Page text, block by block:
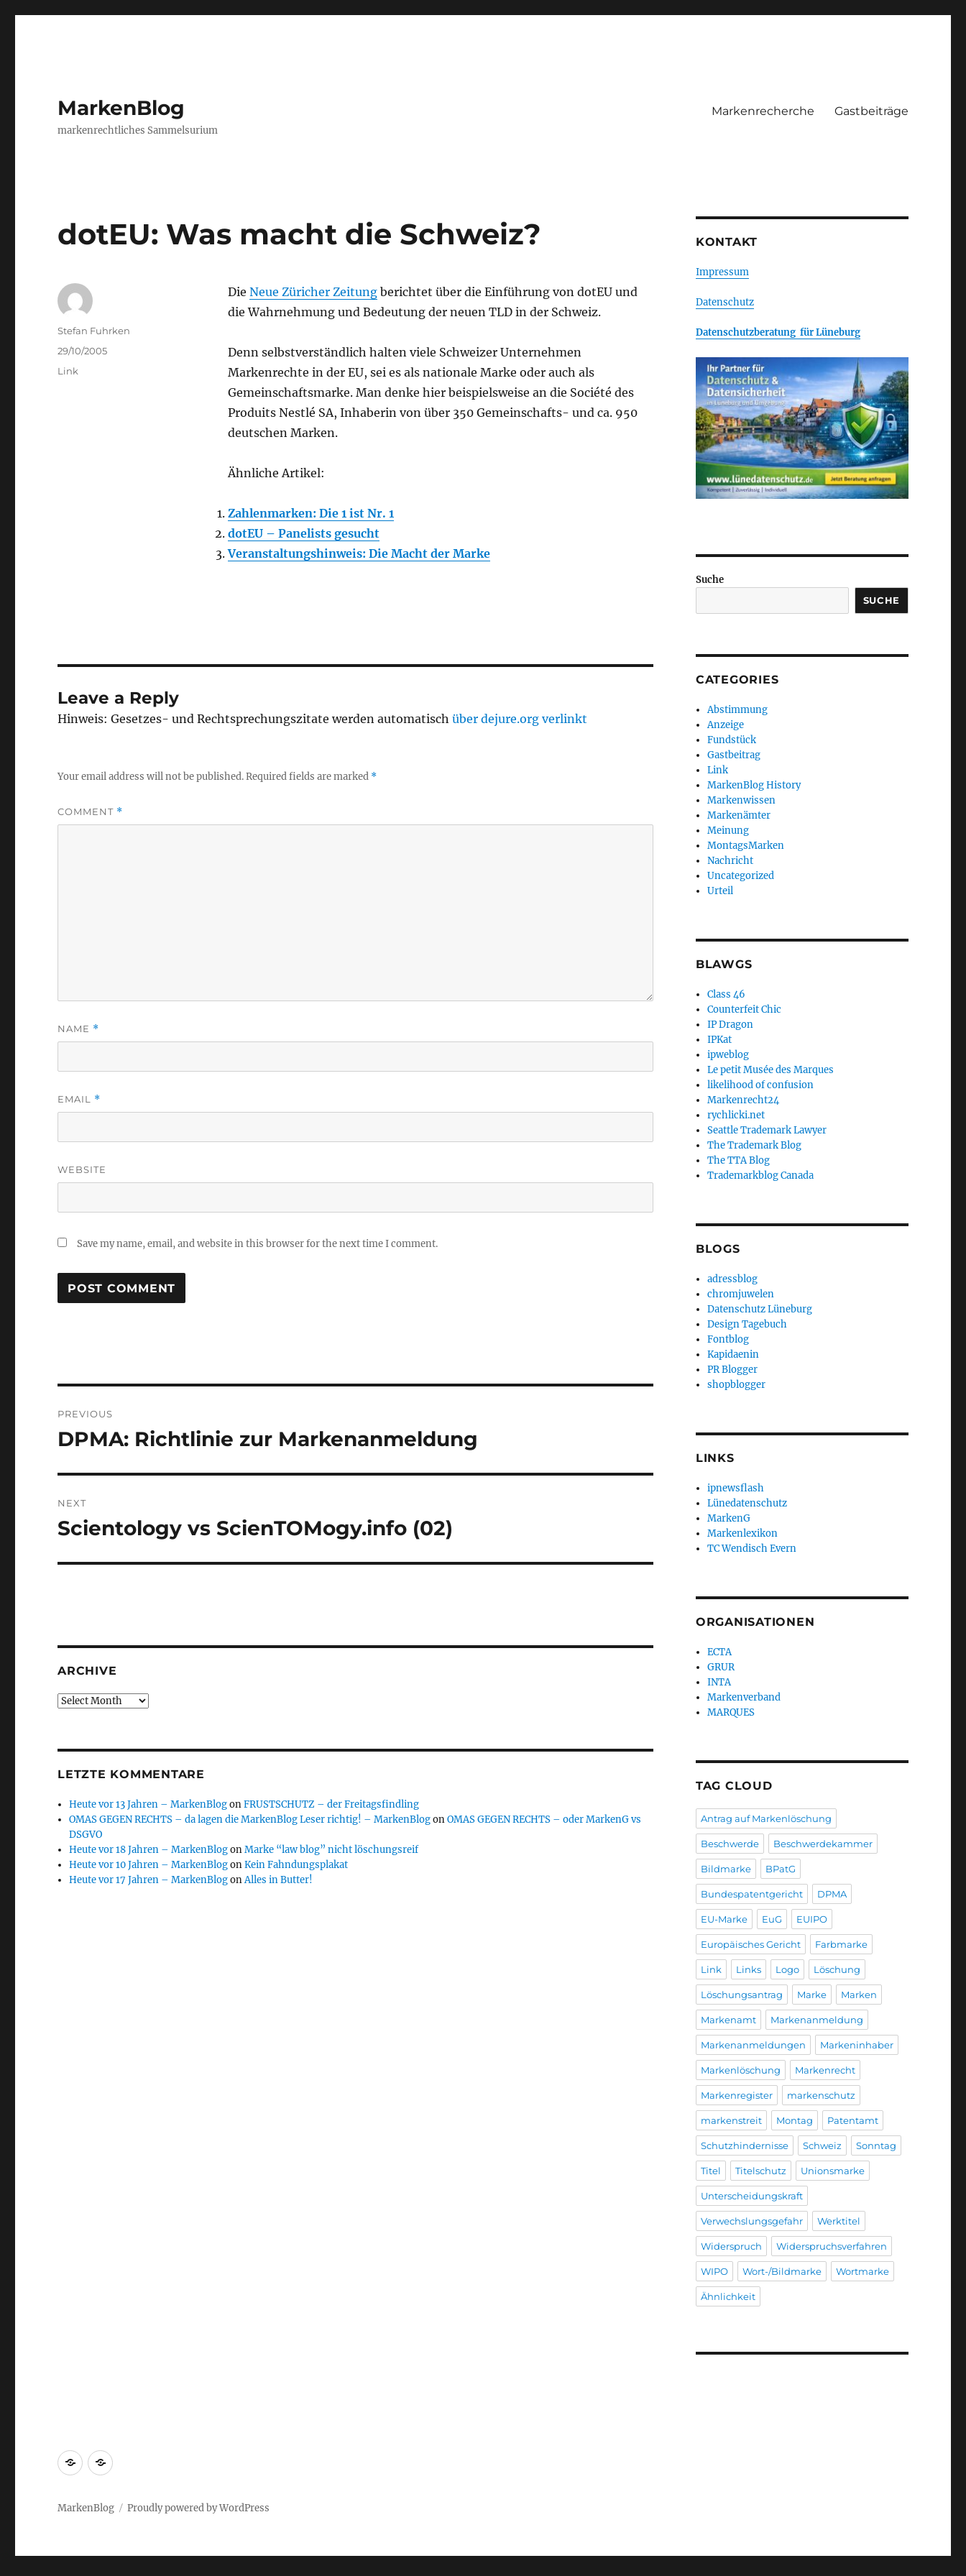
MarkenBlog
markenrechtliches Sammelsurium
Markenrecherche Gastbeiträge
dotEU: Was macht die Schweiz?
Die Neue Züricher Zeitungberichtet über die Einführung von dotEU und
die Wahrnehmung und Bedeutung der neuen TLD in der Schweiz.
Denn selbstverständlich halten viele Schweizer Unternehmen
Markenrechte in der EU, sei es als nationale Marke oder auch als
Gemeinschaftsmarke. Man denke hier beispielsweise an die Société des
Produits Nestlé SA, Inhaberin von über 350 Gemeinschafts- und ca. 950
deutschen Marken.
Ähnliche Artikel:
Zahlenmarken: Die 1 ist Nr. 1
dotEU – Panelists gesucht
Veranstaltungshinweis: Die Macht der Marke
Author
Stefan Fuhrken
Posted
on
29/10/2005
Categories
Link
Leave a Reply
Hinweis: Gesetzes- und Rechtsprechungszitate werden automatischüber dejure.org verlinkt
Your email address will not be published.Required fields are marked *
COMMENT *
NAME *
EMAIL *
WEBSITE
Save my name, email, and website in this browser for the next time I comment.
navigation
PREVIOUS
Previous
DPMA: Richtlinie zur Markenanmeldung
NEXT
Next
Scientology vs ScienTOMogy.info (02)
ARCHIVE
Archive
LETZTE KOMMENTARE
Heute vor 13 Jahren – MarkenBlogonFRUSTSCHUTZ – der Freitagsfindling
OMAS GEGEN RECHTS – da lagen die MarkenBlog Leser richtig! – MarkenBlogonOMAS GEGEN RECHTS – oder MarkenG vs
DSGVO
Heute vor 18 Jahren – MarkenBlogonMarke “law blog” nicht löschungsreif
Heute vor 10 Jahren – MarkenBlogonKein Fahndungsplakat
Heute vor 17 Jahren – MarkenBlogonAlles in Butter!
KONTAKT
Impressum
Datenschutz
Datenschutzberatung für Lüneburg
Suche
SUCHE
CATEGORIES
Abstimmung
Anzeige
Fundstück
Gastbeitrag
Link
MarkenBlog History
Markenwissen
Markenämter
Meinung
MontagsMarken
Nachricht
Uncategorized
Urteil
BLAWGS
Class 46
Counterfeit Chic
IP Dragon
IPKat
ipweblog
Le petit Musée des Marques
likelihood of confusion
Markenrecht24
rychlicki.net
Seattle Trademark Lawyer
The Trademark Blog
The TTA Blog
Trademarkblog Canada
BLOGS
adressblog
chromjuwelen
Datenschutz Lüneburg
Design Tagebuch
Fontblog
Kapidaenin
PR Blogger
shopblogger
LINKS
ipnewsflash
Lünedatenschutz
MarkenG
Markenlexikon
TC Wendisch Evern
ORGANISATIONEN
ECTA
GRUR
INTA
Markenverband
MARQUES
TAG CLOUD
Antrag auf Markenlöschung
Beschwerde Beschwerdekammer
Bildmarke BPatG
Bundespatentgericht DPMA
EU-Marke EuG EUIPO
Europäisches Gericht Farbmarke
Link Links Logo Löschung
Löschungsantrag Marke Marken
Markenamt Markenanmeldung
Markenanmeldungen Markeninhaber
Markenlöschung Markenrecht
Markenregister markenschutz
markenstreit Montag Patentamt
Schutzhindernisse Schweiz Sonntag
Titel Titelschutz Unionsmarke
Unterscheidungskraft
Verwechslungsgefahr Werktitel
Widerspruch Widerspruchsverfahren
WIPO Wort-/Bildmarke Wortmarke
Ähnlichkeit
Markenrecherche
Gastbeiträge
MarkenBlog Proudly powered by WordPress